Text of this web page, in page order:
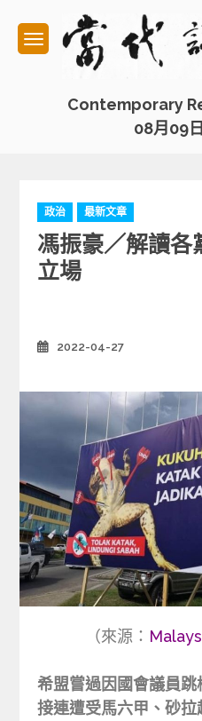
content
Contemporary
08月09
C
a
t
e
g
i
e
政治 最新文章
馮振豪／解讀各
立場
2022-04-27
（來源：
希盟嘗過因國會議員跳
接連遭受馬六甲、砂